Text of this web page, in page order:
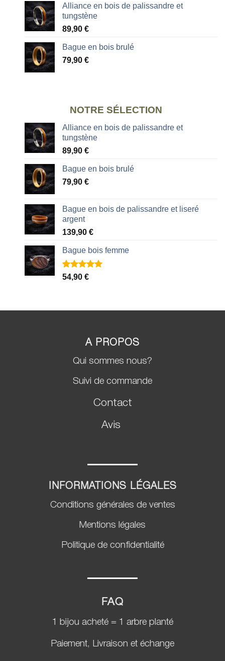
Alliance en bois de palissandre et
tungstène
89,90 €
Bague en bois brulé
79,90 €
NOTRE SÉLECTION
Alliance en bois de palissandre et
tungstène
89,90 €
Bague en bois brulé
79,90 €
Bague en bois de palissandre et liseré
argent
139,90 €
Bague bois femme
Noté5.00
2
54,90 €
A PROPOS
Qui sommes nous?
Suivi de commande
Contact
Avis
INFORMATIONS LÉGALES
Conditions générales de ventes
Mentions légales
Politique de confidentialité
FAQ
1 bijou acheté = 1 arbre planté
Paiement, Livraison et échange